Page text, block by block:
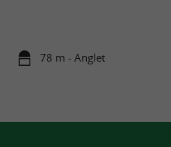
78 m - Anglet